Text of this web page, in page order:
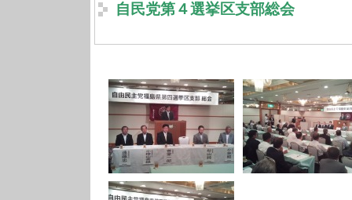
自民党第４選挙区支部総会